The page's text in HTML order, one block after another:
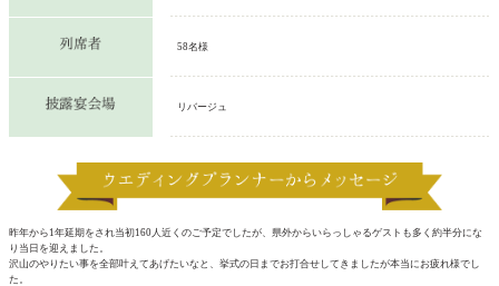
58名様
リバージュ
昨年から1年延期をされ当初160人近くのご予定でしたが、県外からいらっしゃるゲストも多く約半分にな
り当日を迎えました。
沢山のやりたい事を全部叶えてあげたいなと、挙式の日までお打合せしてきましたが本当にお疲れ様でし
た。